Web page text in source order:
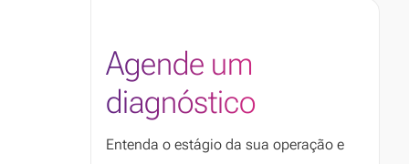
Agende um
diagnóstico
Entenda o estágio da sua operação e